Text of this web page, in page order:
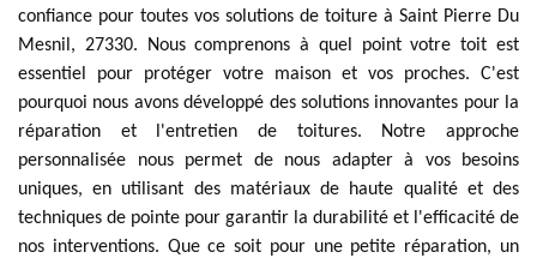
confiance pour toutes vos solutions de toiture à Saint Pierre Du
Mesnil, 27330. Nous comprenons à quel point votre toit est
essentiel pour protéger votre maison et vos proches. C'est
pourquoi nous avons développé des solutions innovantes pour la
réparation et l'entretien de toitures. Notre approche
personnalisée nous permet de nous adapter à vos besoins
uniques, en utilisant des matériaux de haute qualité et des
techniques de pointe pour garantir la durabilité et l'efficacité de
nos interventions. Que ce soit pour une petite réparation, un